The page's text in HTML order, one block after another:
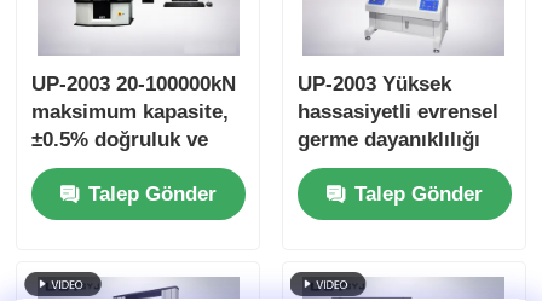
UP-2003 20-100000kN
maksimum kapasite,
±0.5% doğruluk ve
germe sıkıştırma
bükme testleri için
AC servo motoru ile
makinesi
Talep Gönder
UP-2003 Yüksek
hassasiyetli evrensel
germe dayanıklılığı
test makinesi
Talep Gönder